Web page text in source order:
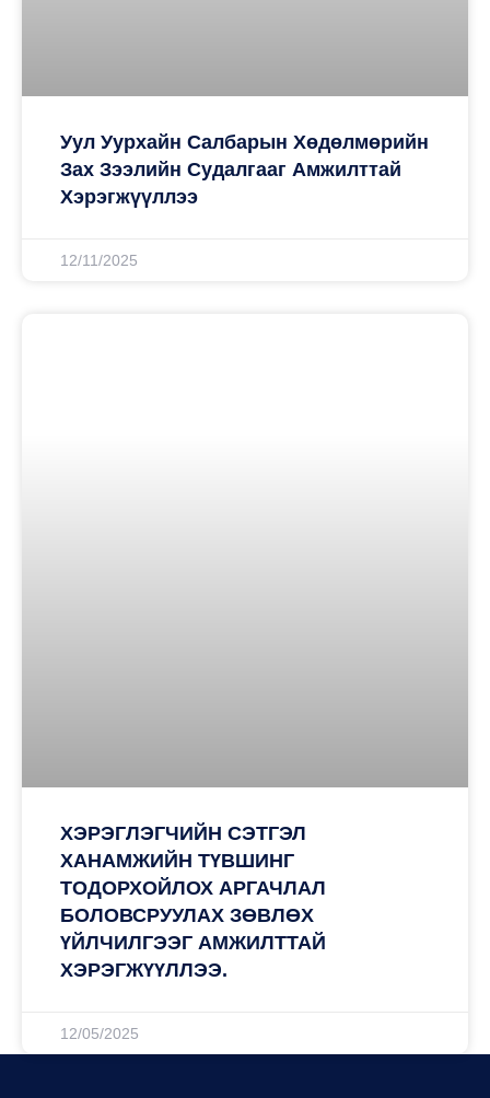
Уул Уурхайн Салбарын Хөдөлмөрийн
Зах Зээлийн Судалгааг Амжилттай
Хэрэгжүүллээ
12/11/2025
ХЭРЭГЛЭГЧИЙН СЭТГЭЛ
ХАНАМЖИЙН ТҮВШИНГ
ТОДОРХОЙЛОХ АРГАЧЛАЛ
БОЛОВСРУУЛАХ ЗӨВЛӨХ
ҮЙЛЧИЛГЭЭГ АМЖИЛТТАЙ
ХЭРЭГЖҮҮЛЛЭЭ.
12/05/2025